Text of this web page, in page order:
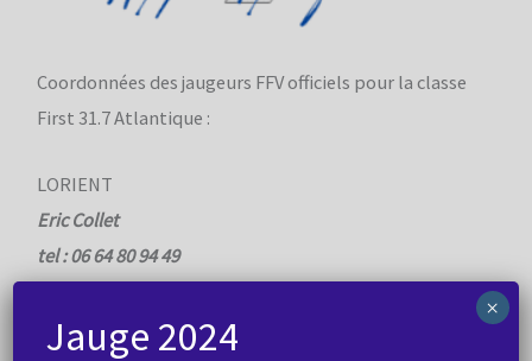
Coordonnées des jaugeurs FFV officiels pour la classe
First 31.7 Atlantique :
LORIENT
Eric Collet
tel : 06 64 80 94 49
Jauge 2024
×